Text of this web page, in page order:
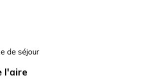
de séjour
l'aire